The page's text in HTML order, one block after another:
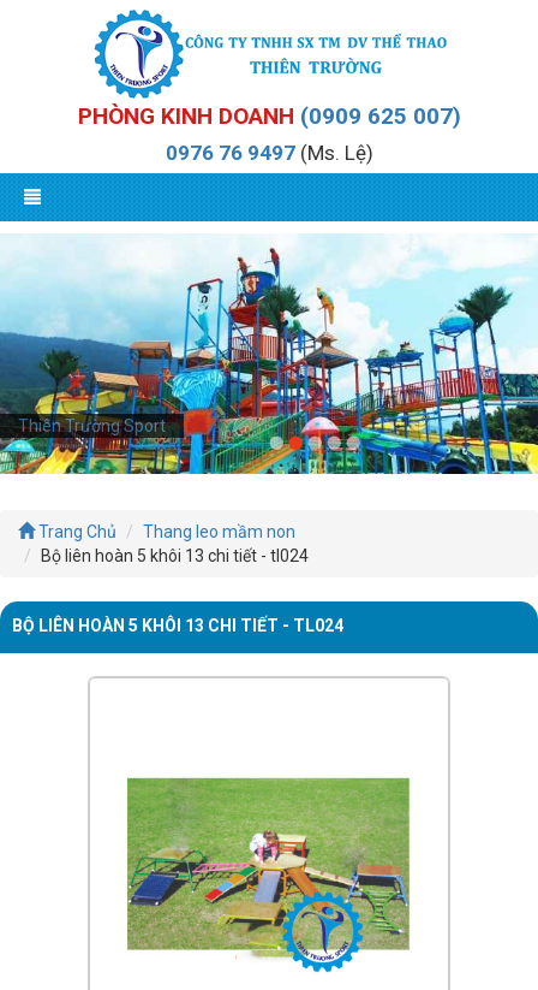
PHÒNG KINH DOANH (0909 625 007)
0976 76 9497(Ms. Lệ)
Thiên Trường Sport
Trang Chủ
Thang leo mầm non
Bộ liên hoàn 5 khôi 13 chi tiết - tl024
BỘ LIÊN HOÀN 5 KHÔI 13 CHI TIẾT - TL024